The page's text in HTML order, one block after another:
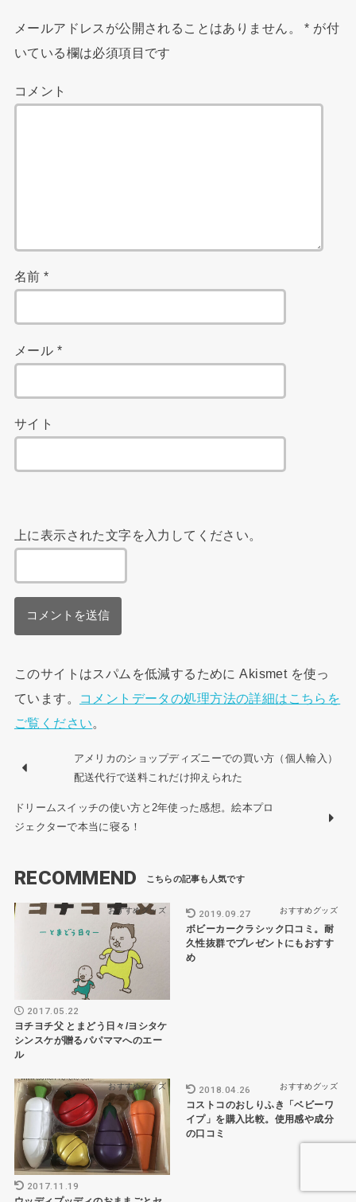
メールアドレスが公開されることはありません。 * が付
いている欄は必須項目です
コメント
名前*
メール *
サイト
上に表示された文字を入力してください。
このサイトはスパムを低減するために Akismet を使っ
ています。
コメントデータの処理方法の詳細はこちらを
ご覧ください。
アメリカのショップディズニーでの買い方（個人輸入）
配送代行で送料これだけ抑えられた
ドリームスイッチの使い方と2年使った感想。絵本プロ
ジェクターで本当に寝る！
RECOMMEND
おすすめグッズ
2017.05.22
ヨチヨチ父 とまどう日々/ヨシタケ
シンスケが贈るパパママへのエー
ル
おすすめグッズ
2019.09.27
ボビーカークラシック口コミ。耐
久性抜群でプレゼントにもおすす
め
おすすめグッズ
2017.11.19
おすすめグッズ
2018.04.26
コストコのおしりふき「ベビーワ
イプ」を購入比較。使用感や成分
の口コミ